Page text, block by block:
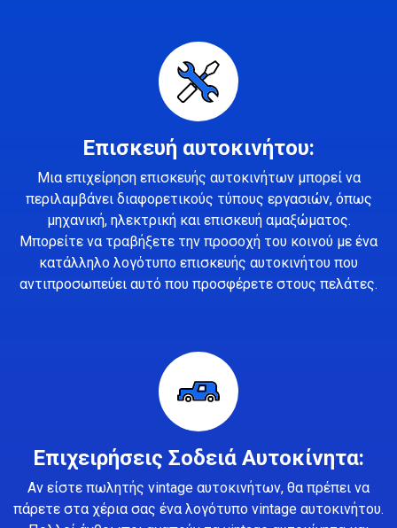
Επισκευή αυτοκινήτου:
Μια επιχείρηση επισκευής αυτοκινήτων μπορεί να
περιλαμβάνει διαφορετικούς τύπους εργασιών, όπως
μηχανική, ηλεκτρική και επισκευή αμαξώματος.
Μπορείτε να τραβήξετε την προσοχή του κοινού με ένα
κατάλληλο λογότυπο επισκευής αυτοκινήτου που
αντιπροσωπεύει αυτό που προσφέρετε στους πελάτες.
Επιχειρήσεις Σοδειά Αυτοκίνητα:
Αν είστε πωλητής vintage αυτοκινήτων, θα πρέπει να
πάρετε στα χέρια σας ένα λογότυπο vintage αυτοκινήτου.